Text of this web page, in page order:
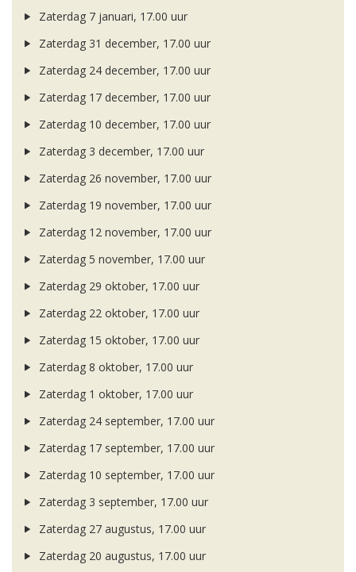
Zaterdag 7 januari, 17.00 uur
Zaterdag 31 december, 17.00 uur
Zaterdag 24 december, 17.00 uur
Zaterdag 17 december, 17.00 uur
Zaterdag 10 december, 17.00 uur
Zaterdag 3 december, 17.00 uur
Zaterdag 26 november, 17.00 uur
Zaterdag 19 november, 17.00 uur
Zaterdag 12 november, 17.00 uur
Zaterdag 5 november, 17.00 uur
Zaterdag 29 oktober, 17.00 uur
Zaterdag 22 oktober, 17.00 uur
Zaterdag 15 oktober, 17.00 uur
Zaterdag 8 oktober, 17.00 uur
Zaterdag 1 oktober, 17.00 uur
Zaterdag 24 september, 17.00 uur
Zaterdag 17 september, 17.00 uur
Zaterdag 10 september, 17.00 uur
Zaterdag 3 september, 17.00 uur
Zaterdag 27 augustus, 17.00 uur
Zaterdag 20 augustus, 17.00 uur